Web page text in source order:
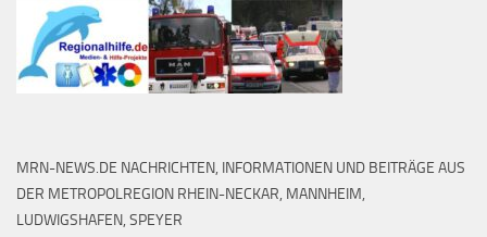
MRN-NEWS.DE NACHRICHTEN, INFORMATIONEN UND BEITRÄGE AUS
DER METROPOLREGION RHEIN-NECKAR, MANNHEIM,
LUDWIGSHAFEN, SPEYER